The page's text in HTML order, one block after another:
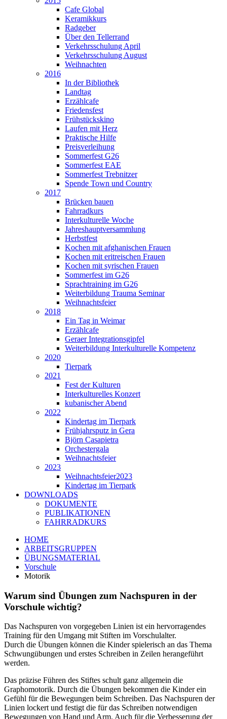
Cafe Global
Keramikkurs
Radgeber
Über den Tellerrand
Verkehrsschulung April
Verkehrsschulung August
Weihnachten
2016
In der Bibliothek
Landtag
Erzählcafe
Friedensfest
Frühstückskino
Laufen mit Herz
Praktische Hilfe
Preisverleihung
Sommerfest G26
Sommerfest EAE
Sommerfest Trebnitzer
Spende Town und Country
2017
Brücken bauen
Fahrradkurs
Interkulturelle Woche
Jahreshauptversammlung
Herbstfest
Kochen mit afghanischen Frauen
Kochen mit eritreischen Frauen
Kochen mit syrischen Frauen
Sommerfest im G26
Sprachtraining im G26
Weiterbildung Trauma Seminar
Weihnachtsfeier
2018
Ein Tag in Weimar
Erzählcafe
Geraer Integrationsgipfel
Weiterbildung Interkulturelle Kompetenz
2020
Tierpark
2021
Fest der Kulturen
Interkulturelles Konzert
kubanischer Abend
2022
Kindertag im Tierpark
Frühjahrsputz in Gera
Björn Casapietra
Orchestergala
Weihnachtsfeier
2023
Weihnachtsfeier2023
Kindertag im Tierpark
DOWNLOADS
DOKUMENTE
PUBLIKATIONEN
FAHRRADKURS
HOME
ARBEITSGRUPPEN
ÜBUNGSMATERIAL
Vorschule
Motorik
Warum sind Übungen zum Nachspuren in der
Vorschule wichtig?
Das Nachspuren von vorgegeben Linien ist ein hervorragendes
Training für den Umgang mit Stiften im Vorschulalter.
Durch die Übungen können die Kinder spielerisch an das Thema
Schwungübungen und erstes Schreiben in Zeilen herangeführt
werden.
Das präzise Führen des Stiftes schult ganz allgemein die
Graphomotorik. Durch die Übungen bekommen die Kinder ein
Gefühl für die Bewegungen beim Schreiben. Das Nachspuren der
Linien lockert und festigt die für das Schreiben notwendigen
Bewegungen von Hand und Arm. Auch für die Verbesserung der